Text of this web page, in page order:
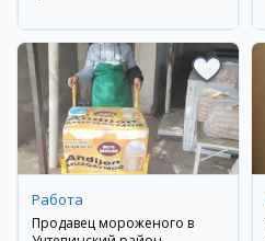
Работа
Продавец мороженого в